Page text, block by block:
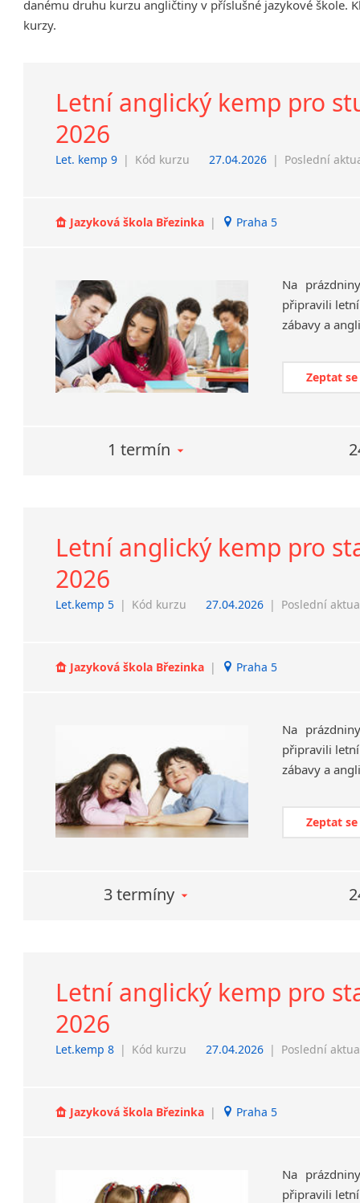
Kolín
Most
Prostějov
Sedlčany
danému druhu kurzu angličtiny v příslušné jazykové škole.
kurzy.
Letní anglický kemp pro
2026
Let. kemp 9 | Kód kurzu 27.04.2026 | Poslední
Jazyková škola Březinka | Praha 5
Na
připravili
Zeptat
1 termín
Letní anglický kemp pro
2026
Let.kemp 5 | Kód kurzu 27.04.2026 | Poslední
Jazyková škola Březinka | Praha 5
Na
připravili
Zeptat
3 termíny
Letní anglický kemp pro
2026
Let.kemp 8 | Kód kurzu 27.04.2026 | Poslední
Jazyková škola Březinka | Praha 5
Na
připravili